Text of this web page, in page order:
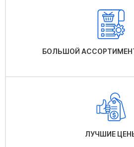
БОЛЬШОЙ
ЛУЧШИЕ